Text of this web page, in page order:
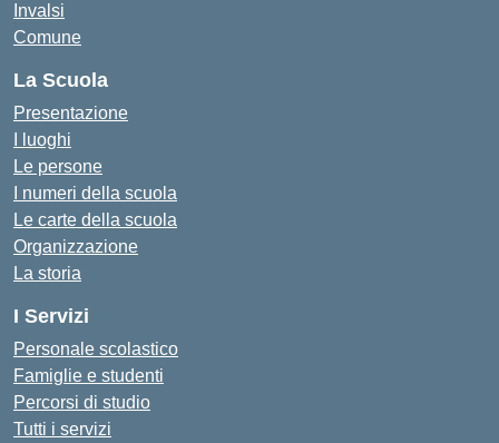
Invalsi
Comune
La Scuola
Presentazione
I luoghi
Le persone
I numeri della scuola
Le carte della scuola
Organizzazione
La storia
I Servizi
Personale scolastico
Famiglie e studenti
Percorsi di studio
Tutti i servizi